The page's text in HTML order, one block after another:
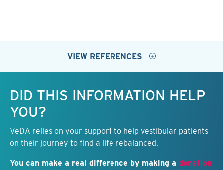
VIEW REFERENCES
DID THIS INFORMATION HELP
YOU?
VeDA relies on your support to help vestibular patients
on their journey to find a life rebalanced.
You can make a real difference by making a donation